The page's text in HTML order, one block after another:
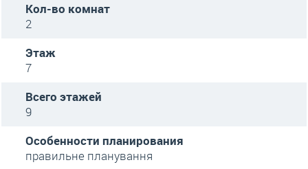
Кол-во комнат
2
Этаж
7
Всего этажей
9
Особенности планирования
правильне планування